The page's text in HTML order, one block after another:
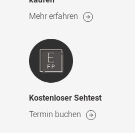
Mehr erfahren
Kostenloser Sehtest
Termin buchen